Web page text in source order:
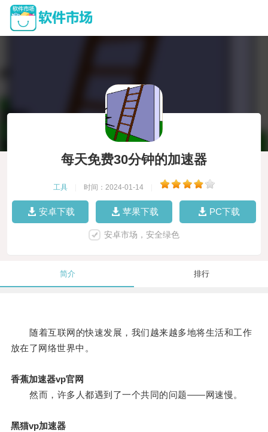
每天免费30分钟的加速器
工具 时间：2024-01-14
安卓下载 苹果下载 PC下载
安卓市场，安全绿色
简介 排行
随着互联网的快速发展，我们越来越多地将生活和工作
放在了网络世界中。
香蕉加速器vp官网
然而，许多人都遇到了一个共同的问题——网速慢。
黑猫vp加速器